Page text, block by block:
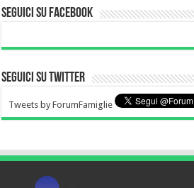
Seguici su Facebook
Seguici su Twitter
Tweets by ForumFamiglie